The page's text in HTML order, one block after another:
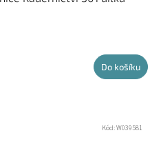
Do košíku
Kód:W039581